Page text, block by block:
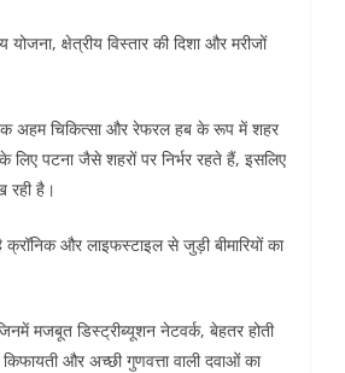
क्षेत्रीय विस्तार की दिशा और मरीजों
एक अहम चिकित्सा और रेफरल हब के रूप में शहर
लिए पटना जैसे शहरों पर निर्भर रहते हैं, इसलिए
रही है।
और लाइफस्टाइल से जुड़ी बीमारियों का
मजबूत डिस्ट्रीब्यूशन नेटवर्क, बेहतर होती
और अच्छी गुणवत्ता वाली दवाओं का